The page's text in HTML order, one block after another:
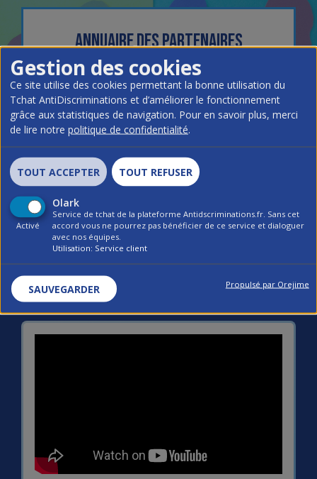
Gestion des cookies
Ce site utilise des cookies permettant la bonne utilisation du
Tchat AntiDiscriminations et d’améliorer le fonctionnement
grâce aux statistiques de navigation. Pour en savoir plus, merci
de lire notre politique de confidentialité.
TOUT ACCEPTER TOUT REFUSER
Olark
Activé
Service de tchat de la plateforme Antidscriminations.fr. Sans cet
accord vous ne pourrez pas bénéficier de ce service et dialoguer
avec nos équipes.
Utilisation: Service client
SAUVEGARDER Propulsé par Orejime
Annuaire des partenaires
Antidiscriminations.fr
De nombreux acteurs nationaux, publics,
associatifs ou syndicaux participent à la
lutte contre les discriminations.
Vous trouverez dans notre annuaire une liste
d'acteurs qui pourront vous accompagner
face.
Consulter l'annuaire